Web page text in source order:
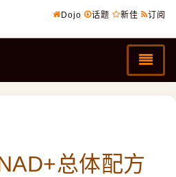
Dojo 话题 新佳 订阅
总体配方